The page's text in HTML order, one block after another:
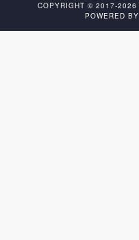
COPYRIGHT © 2017-2026
POWERED BY